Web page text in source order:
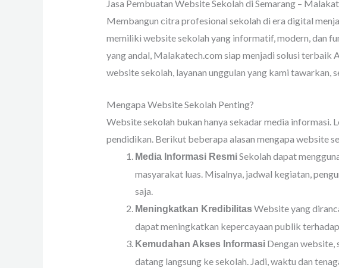
Jasa Pembuatan Website Sekolah di Semarang –
Membangun citra profesional sekolah di era digital
memiliki website sekolah yang informatif, modern, dan
yang andal, Malakatech.com siap menjadi solusi terbaik
website sekolah, layanan unggulan yang kami
Mengapa Website Sekolah Penting?
Website sekolah bukan hanya sekadar media
pendidikan. Berikut beberapa alasan mengapa website
Media Informasi ResmiSekolah dapat
masyarakat luas. Misalnya, jadwal kegiatan,
saja.
Meningkatkan KredibilitasWebsite yang
dapat meningkatkan kepercayaan publik
Kemudahan Akses InformasiDengan website,
datang langsung ke sekolah. Jadi, waktu dan